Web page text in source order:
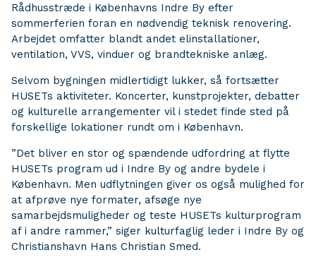
Rådhusstræde i Københavns Indre By efter
sommerferien foran en nødvendig teknisk renovering.
Arbejdet omfatter blandt andet elinstallationer,
ventilation, VVS, vinduer og brandtekniske anlæg.
Selvom bygningen midlertidigt lukker, så fortsætter
HUSETs aktiviteter. Koncerter, kunstprojekter, debatter
og kulturelle arrangementer vil i stedet finde sted på
forskellige lokationer rundt om i København.
”Det bliver en stor og spændende udfordring at flytte
HUSETs program ud i Indre By og andre bydele i
København. Men udflytningen giver os også mulighed for
at afprøve nye formater, afsøge nye
samarbejdsmuligheder og teste HUSETs kulturprogram
af i andre rammer,” siger kulturfaglig leder i Indre By og
Christianshavn Hans Christian Smed.